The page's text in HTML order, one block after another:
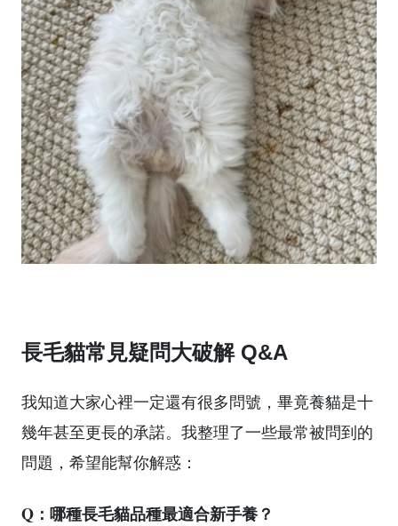
長毛貓常見疑問大破解 Q&A
我知道大家心裡一定還有很多問號，畢竟養貓是十
幾年甚至更長的承諾。我整理了一些最常被問到的
問題，希望能幫你解惑：
Q：哪種長毛貓品種最適合新手養？